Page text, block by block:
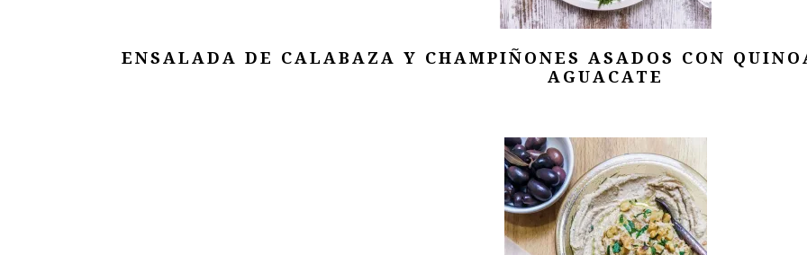
ENSALADA DE CALABAZA Y CHAMPIÑONES ASADOS CON
AGUACATE